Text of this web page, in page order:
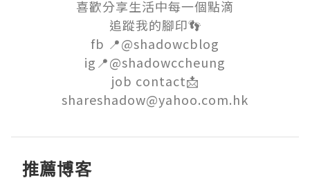
喜歡分享生活中每一個點滴
追蹤我的腳印👣
fb 📍@shadowcblog
ig📍@shadowccheung
job contact📩
shareshadow@yahoo.com.hk
推薦博客